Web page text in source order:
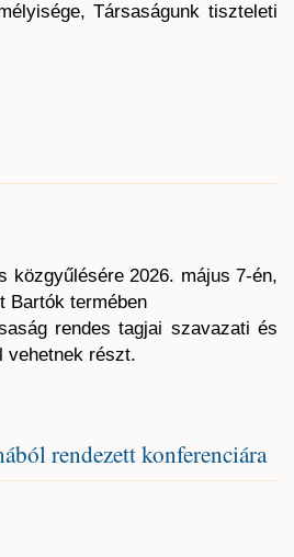
Társaságunk tiszteleti
közgyűlésére 2026. május 7-én,
Bartók termében
rendes tagjai szavazati és
vehetnek részt.
rendezett konferenciára